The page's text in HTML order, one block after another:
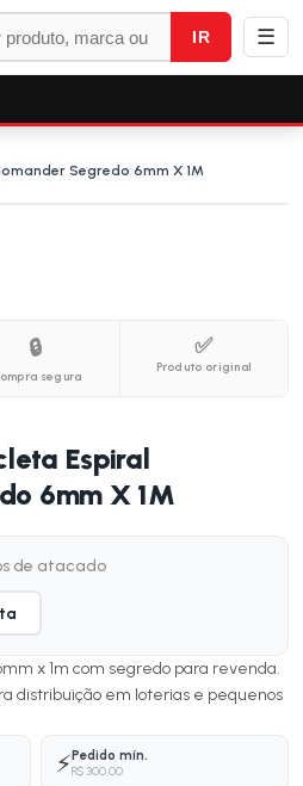
IR ☰
Segredo 6mm X 1M
🔒
segura
✅
Produto original
Espiral
6mm X 1M
de atacado
x 1m com segredo para revenda.
distribuição em loterias e pequenos
⚡Pedido mín.
R$ 300,00